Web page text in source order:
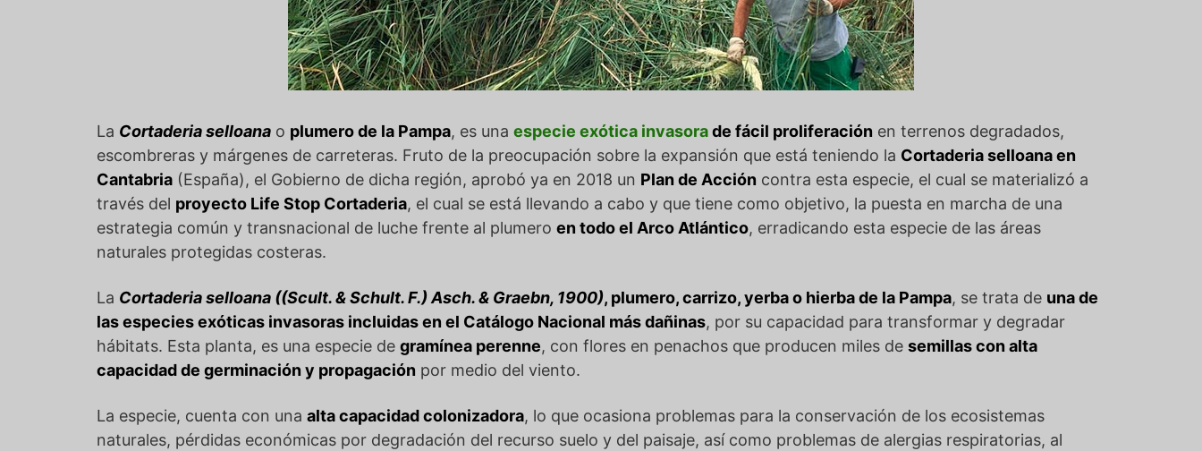
La Cortaderia selloana o plumero de la Pampa, es una especie exótica invasorade fácil proliferación en terrenos degradados,
escombreras y márgenes de carreteras. Fruto de la preocupación sobre la expansión que está teniendo la Cortaderia selloana en
Cantabria (España), el Gobierno de dicha región, aprobó ya en 2018 un Plan de Acción contra esta especie, el cual se materializó a
través del proyecto Life Stop Cortaderia, el cual se está llevando a cabo y que tiene como objetivo, la puesta en marcha de una
estrategia común y transnacional de luche frente al plumero en todo el Arco Atlántico, erradicando esta especie de las áreas
naturales protegidas costeras.
La Cortaderia selloana ((Scult. & Schult. F.) Asch. & Graebn, 1900), plumero, carrizo, yerba o hierba de la Pampa, se trata de una de
las especies exóticas invasoras incluidas en el Catálogo Nacional más dañinas, por su capacidad para transformar y degradar
hábitats. Esta planta, es una especie de gramínea perenne, con flores en penachos que producen miles de semillas con alta
capacidad de germinación y propagación por medio del viento.
La especie, cuenta con una alta capacidad colonizadora, lo que ocasiona problemas para la conservación de los ecosistemas
naturales, pérdidas económicas por degradación del recurso suelo y del paisaje, así como problemas de alergias respiratorias, al